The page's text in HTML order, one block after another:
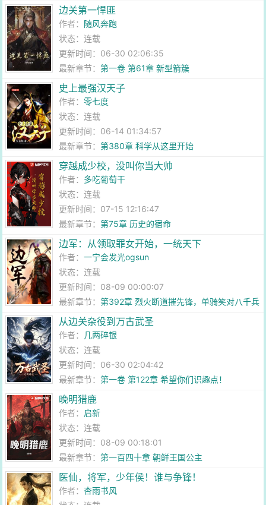
边关第一悍匪
作者： 随风奔跑
状态：连载
更新时间：06-30 02:06:35
最新章节：第一卷 第61章 新型箭簇
史上最强汉天子
作者：零七度
状态：连载
更新时间：06-14 01:34:57
最新章节：第380章 科学从这里开始
穿越成少校，没叫你当大帅
作者： 多吃葡萄干
状态：连载
更新时间：07-15 12:16:47
最新章节：第75章 历史的宿命
边军：从领取罪女开始，一统天下
作者：一宁会发光ogsun
状态：连载
更新时间：08-09 00:00:07
最新章节：第392章 烈火断道摧先锋，单骑笑对八千兵
从边关杂役到万古武圣
作者： 几两碎银
状态：连载
更新时间：06-30 02:04:42
最新章节：第一卷 第122章 希望你们识趣点！
晚明猎鹿
作者： 启新
状态：连载
更新时间：08-09 00:18:01
最新章节：第一百四十章 朝鲜王国公主
医仙，将军，少年侯！谁与争锋！
作者：杏雨书风